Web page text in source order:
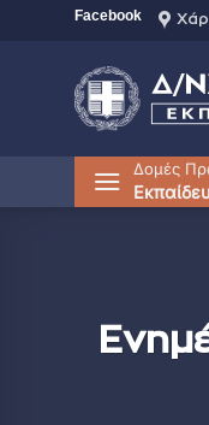
Μετάβαση
περιεχόμενο
Facebook
Δομές